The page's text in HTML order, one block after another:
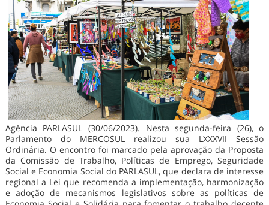
Agência PARLASUL (30/06/2023). Nesta segunda-feira (26), o
Parlamento do MERCOSUL realizou sua LXXXVII Sessão
Ordinária. O encontro foi marcado pela aprovação da Proposta
da Comissão de Trabalho, Políticas de Emprego, Seguridade
Social e Economia Social do PARLASUL, que declara de interesse
regional a Lei que recomenda a implementação, harmonização
e adoção de mecanismos legislativos sobre as políticas de